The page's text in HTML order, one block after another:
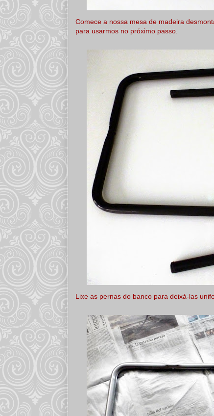
Comece a nossa mesa de madeira
para usarmos no próximo passo.
Lixe as pernas do banco para deixá-las